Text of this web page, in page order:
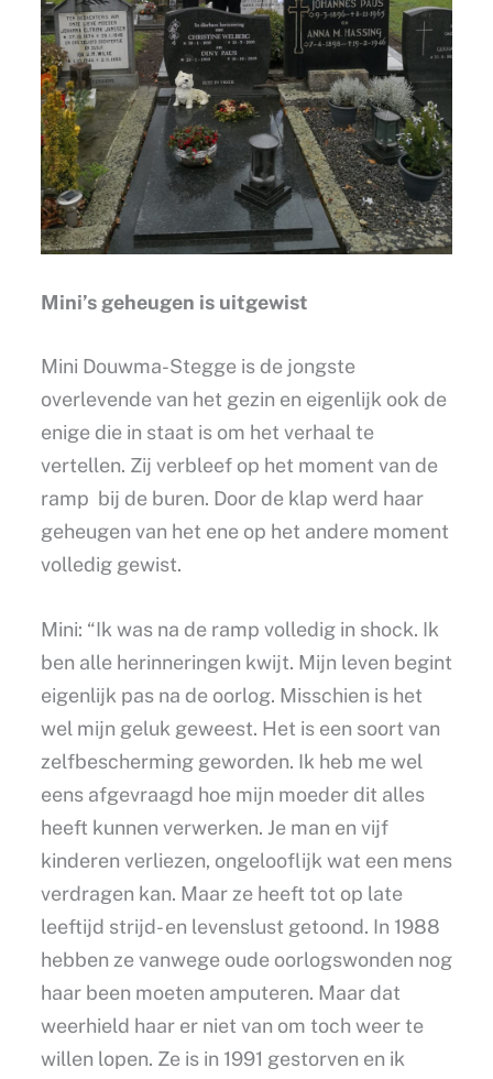
Mini’s geheugen is uitgewist
Mini Douwma-Stegge is de jongste
overlevende van het gezin en eigenlijk ook de
enige die in staat is om het verhaal te
vertellen. Zij verbleef op het moment van de
ramp bij de buren. Door de klap werd haar
geheugen van het ene op het andere moment
volledig gewist.
Mini: “Ik was na de ramp volledig in shock. Ik
ben alle herinneringen kwijt. Mijn leven begint
eigenlijk pas na de oorlog. Misschien is het
wel mijn geluk geweest. Het is een soort van
zelfbescherming geworden. Ik heb me wel
eens afgevraagd hoe mijn moeder dit alles
heeft kunnen verwerken. Je man en vijf
kinderen verliezen, ongelooflijk wat een mens
verdragen kan. Maar ze heeft tot op late
leeftijd strijd- en levenslust getoond. In 1988
hebben ze vanwege oude oorlogswonden nog
haar been moeten amputeren. Maar dat
weerhield haar er niet van om toch weer te
willen lopen. Ze is in 1991 gestorven en ik